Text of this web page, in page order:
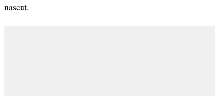
nascut.